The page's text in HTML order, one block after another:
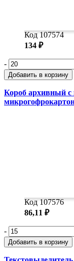
Код 107574
134 ₽
-
Добавить в корзину
Короб архивный с
Код 107576
86,11 ₽
-
Добавить в корзину